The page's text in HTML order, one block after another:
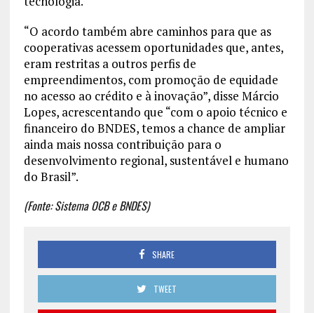
“O acordo também abre caminhos para que as
cooperativas acessem oportunidades que, antes,
eram restritas a outros perfis de
empreendimentos, com promoção de equidade
no acesso ao crédito e à inovação”, disse Márcio
Lopes, acrescentando que “com o apoio técnico e
financeiro do BNDES, temos a chance de ampliar
ainda mais nossa contribuição para o
desenvolvimento regional, sustentável e humano
do Brasil”.
(Fonte: Sistema OCB e BNDES)
SHARE
TWEET